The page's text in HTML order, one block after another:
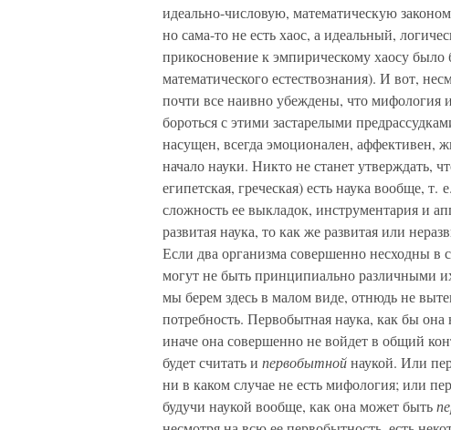
идеально-числовую, математическую
но сама-то не есть хаос, а идеальный,
прикосновение к эмпирическому хаосу
математического естествознания). И вот,
почти все наивно убеждены, что мифология
бороться с этими застарелыми
насущен, всегда эмоционален, аффективен,
начало науки. Никто не станет утверждать,
египетская, греческая) есть наука вообще,
сложность ее выкладок, инструментария и
развитая наука, то как же развитая или
Если два организма совершенно несходны в
могут не быть принципиально различными
мы берем здесь в малом виде, отнюдь не
потребность. Первобытная наука, как бы
иначе она совершенно не войдет в общий
будет считать и первобытнойнаукой. Или
ни в каком случае не есть мифология; или
будучи наукой вообще, как она может быть